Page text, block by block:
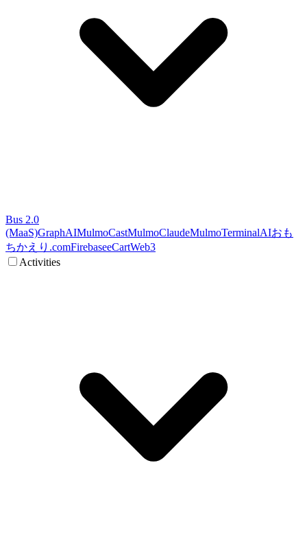
Bus 2.0
(MaaS)GraphAIMulmoCastMulmoClaudeMulmoTerminalAIおも
ちかえり.comFirebaseeCartWeb3
Activities